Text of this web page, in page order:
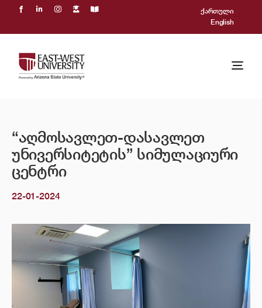
content
ქართული
English
აკადემიური პროცესი
საერთაშორისო
სიახლეები
ელექტრონული ბიბლიოთეკა
“აღმოსავლეთ-დასავლეთ
უნივერსიტეტის” სიმულაციური
ცენტრი
22-01-2024